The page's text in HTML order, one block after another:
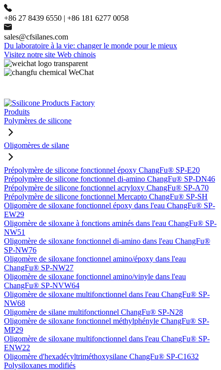
+86 27 8439 6550 | +86 181 6277 0058
sales@cfsilanes.com
Du laboratoire à la vie: changer le monde pour le mieux
Visitez notre site Web chinois
Produits
Polymères de silicone
Oligomères de silane
Prépolymère de silicone fonctionnel époxy ChangFu® SP-E20
Prépolymère de silicone fonctionnel di-amino ChangFu® SP-DN46
Prépolymère de silicone fonctionnel acryloxy ChangFu® SP-A70
Prépolymère de silicone fonctionnel Mercapto ChangFu® SP-SH
Oligomère de siloxane fonctionnel époxy dans l'eau ChangFu® SP-
EW29
Oligomère de siloxane à fonctions aminés dans l'eau ChangFu® SP-
NW51
Oligomère de siloxane fonctionnel di-amino dans l'eau ChangFu®
SP-NW76
Oligomère de siloxane fonctionnel amino/époxy dans l'eau
ChangFu® SP-NW27
Oligomère de siloxane fonctionnel amino/vinyle dans l'eau
ChangFu® SP-NVW64
Oligomère de siloxane multifonctionnel dans l'eau ChangFu® SP-
NW68
Oligomère de silane multifonctionnel ChangFu® SP-N28
Oligomère de siloxane fonctionnel méthylphényle ChangFu® SP-
MP29
Oligomère de siloxane multifonctionnel dans l'eau ChangFu® SP-
ENW22
Oligomère d'hexadécyltriméthoxysilane ChangFu® SP-C1632
Polysiloxanes modifiés